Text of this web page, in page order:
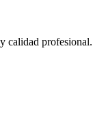
calidad